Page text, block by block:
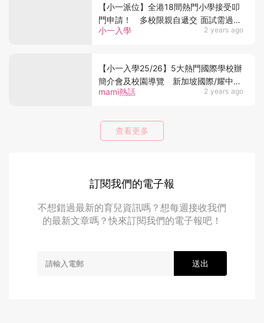
小一入學 2 years ago
【小一派位】全港18間熱門小學接受叩
門申請！ 多校限親自遞交 面試需過五
關斬六將
mami熱話 2 years ago
【小一入學25/26】5大熱門國際學校辦
簡介會及校園導覽 新加坡國際/耀中國
際/滬江維多利亞
查看更多
訂閱我們的電子報
不想錯過最新的育兒資訊嗎？想每週接收我們
的最新文章嗎？快來訂閱我們的電子報吧！
送出